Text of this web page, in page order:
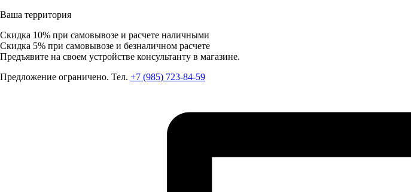
Ваша территория
Скидка 10% при самовывозе и расчете наличными
Скидка 5% при самовывозе и безналичном расчете
Предъявите на своем устройстве консультанту в магазине.
Предложение ограничено. Тел. +7 (985) 723-84-59